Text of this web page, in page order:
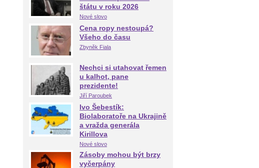
štátu v roku 2026
Nové slovo
Cena ropy nestoupá?
Všeho do času
Zbyněk Fiala
Nechci si utahovat řemen
u kalhot, pane
prezidente!
Jiří Paroubek
Ivo Šebestík:
Biolaboratoře na Ukrajině
a vražda generála
Kirillova
Nové slovo
Zásoby mohou být brzy
vyčerpány